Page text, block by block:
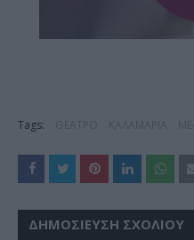
Tags:
ΔΗΜΟΣΊΕΥΣΗ ΣΧΟΛΊΟΥ